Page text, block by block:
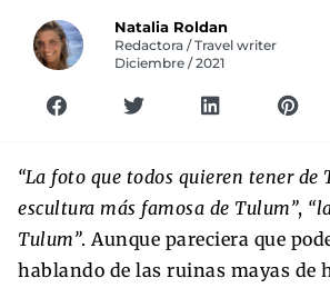
Natalia Roldan
Redactora / Travel writer
Diciembre / 2021
“La foto que todos quieren tener de
escultura más famosa de Tulum”,
Tulum”. Aunque pareciera que
hablando de las ruinas mayas de